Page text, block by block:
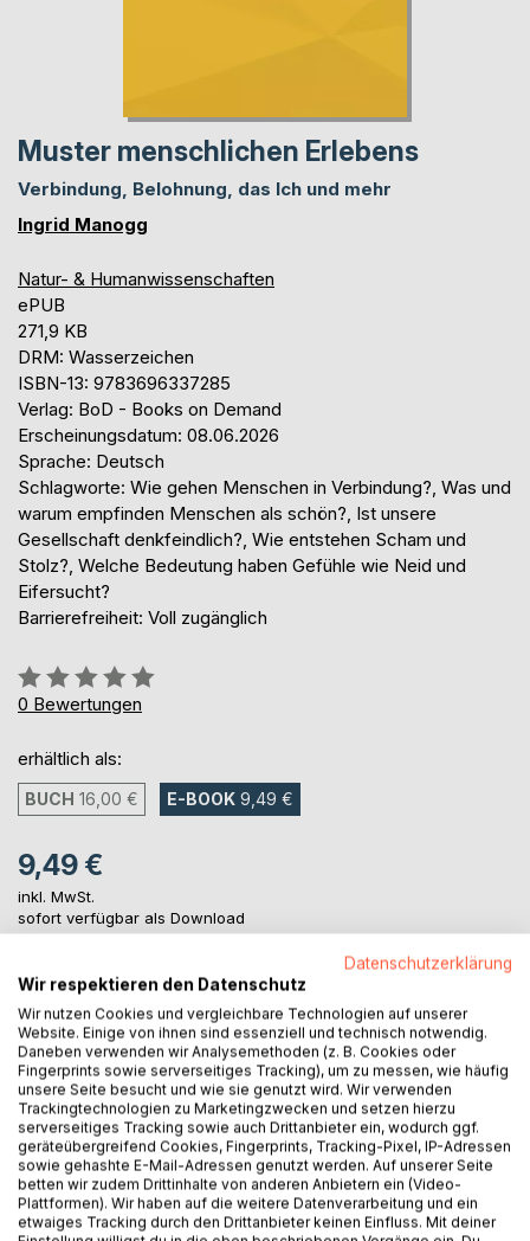
Muster menschlichen Erlebens
Verbindung, Belohnung, das Ich und mehr
Ingrid Manogg
Natur- & Humanwissenschaften
ePUB
271,9 KB
DRM: Wasserzeichen
ISBN-13: 9783696337285
Verlag: BoD - Books on Demand
Erscheinungsdatum: 08.06.2026
Sprache: Deutsch
Schlagworte: Wie gehen Menschen in Verbindung?, Was und
warum empfinden Menschen als schön?, Ist unsere
Gesellschaft denkfeindlich?, Wie entstehen Scham und
Stolz?, Welche Bedeutung haben Gefühle wie Neid und
Eifersucht?
Barrierefreiheit: Voll zugänglich
Bewertung::
0%
0 Bewertungen
erhältlich als:
BUCH 16,00 € E-BOOK 9,49 €
9,49 €
inkl. MwSt.
sofort verfügbar als Download
Auf die Merkliste
Titel bewerten
Datenschutzerklärung
Wir respektieren den Datenschutz
Wir nutzen Cookies und vergleichbare Technologien auf unserer
Website. Einige von ihnen sind essenziell und technisch notwendig.
Daneben verwenden wir Analysemethoden (z. B. Cookies oder
Fingerprints sowie serverseitiges Tracking), um zu messen, wie häufig
unsere Seite besucht und wie sie genutzt wird. Wir verwenden
Trackingtechnologien zu Marketingzwecken und setzen hierzu
serverseitiges Tracking sowie auch Drittanbieter ein, wodurch ggf.
geräteübergreifend Cookies, Fingerprints, Tracking-Pixel, IP-Adressen
sowie gehashte E-Mail-Adressen genutzt werden. Auf unserer Seite
betten wir zudem Drittinhalte von anderen Anbietern ein (Video-
Plattformen). Wir haben auf die weitere Datenverarbeitung und ein
etwaiges Tracking durch den Drittanbieter keinen Einfluss. Mit deiner